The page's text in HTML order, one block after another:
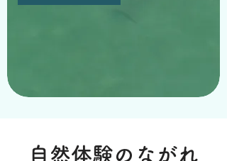
自然体験のながれ